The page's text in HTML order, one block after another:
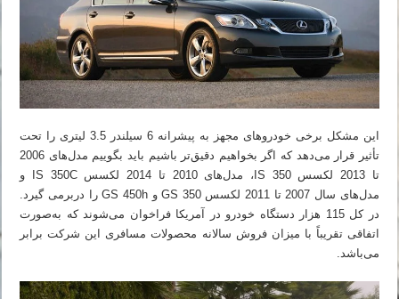
این مشکل برخی خودروهای مجهز به پیشرانه 6 سیلندر 3.5 لیتری را تحت
تأثیر قرار می‌دهد که اگر بخواهیم دقیق‌تر باشیم باید بگوییم مدل‌های 2006
تا 2013 لکسس IS 350، مدل‌های 2010 تا 2014 لکسس IS 350C و
مدل‌های سال 2007 تا 2011 لکسس GS 350 و GS 450h را دربرمی گیرد.
در کل 115 هزار دستگاه خودرو در آمریکا فراخوان می‌شوند که به‌صورت
اتفاقی تقریباً با میزان فروش سالانه محصولات مسافری این شرکت برابر
می‌باشد.